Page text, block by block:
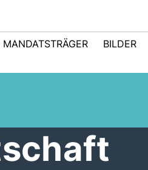
MANDATSTRÄGER BILDER